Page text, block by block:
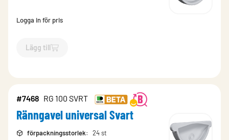
Logga in för pris
Lägg till
`$Lägg till
#7468 RG 100 SVRT
Ränngavel universal Svart
förpackningsstorlek: 24 st